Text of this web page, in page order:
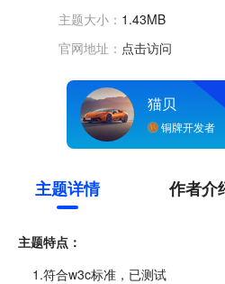
主题大小： 1.43MB
官网地址： 点击访问
猫贝
铜牌开发者
主题详情 作者介
主题特点：
1.符合w3c标准，已测试